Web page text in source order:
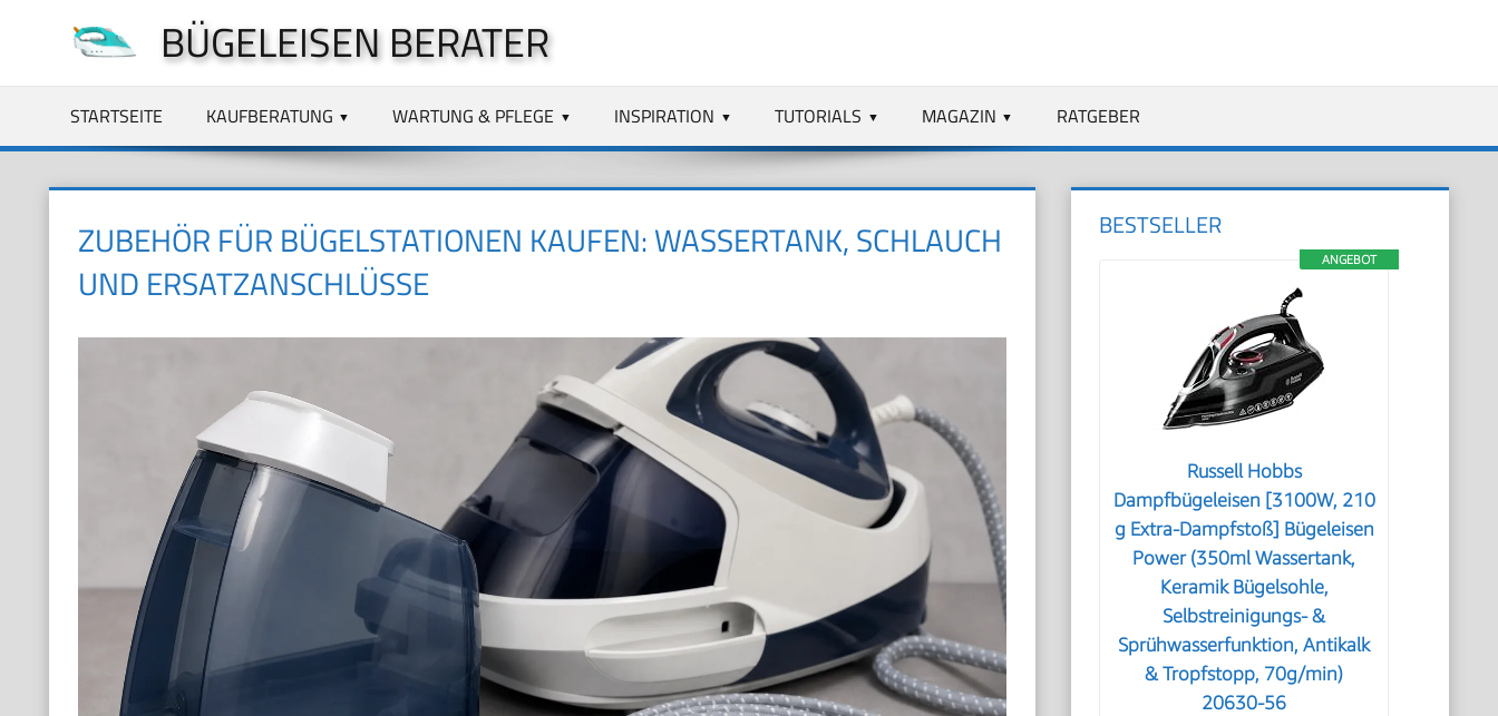
springen
BÜGELEISEN BERATER
STARTSEITE KAUFBERATUNG WARTUNG & PFLEGE INSPIRATION TUTORIALS MAGAZIN RATGEBER
ZUBEHÖR FÜR BÜGELSTATIONEN KAUFEN: WASSERTANK, SCHLAUCH
UND ERSATZANSCHLÜSSE
BESTSELLER
ANGEBOT
Russell Hobbs
Dampfbügeleisen [3100W, 210
g Extra-Dampfstoß] Bügeleisen
Power (350ml Wassertank,
Keramik Bügelsohle,
Selbstreinigungs- &
Sprühwasserfunktion, Antikalk
& Tropfstopp, 70g/min)
20630-56